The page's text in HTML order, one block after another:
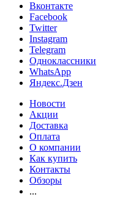
Вконтакте
Facebook
Twitter
Instagram
Telegram
Одноклассники
WhatsApp
Яндекс.Дзен
Новости
Акции
Доставка
Оплата
О компании
Как купить
Контакты
Обзоры
...